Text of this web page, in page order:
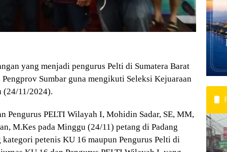
yang menjadi pengurus Pelti di Sumatera Barat
Sumbar guna mengikuti Seleksi Kejuaraan
(24/11/2024).
Pengurus PELTI Wilayah I, Mohidin Sadar, SE, MM,
M.Kes pada Minggu (24/11) petang di Padang
petenis KU 16 maupun Pengurus Pelti di